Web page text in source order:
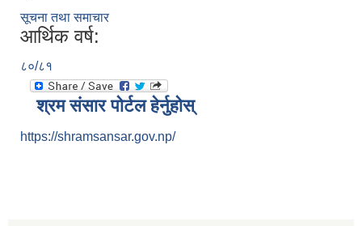
सूचना तथा समाचार
आर्थिक वर्ष:
८०/८१
श्रम संसार पोर्टल हेर्नुहोस्
https://shramsansar.gov.np/